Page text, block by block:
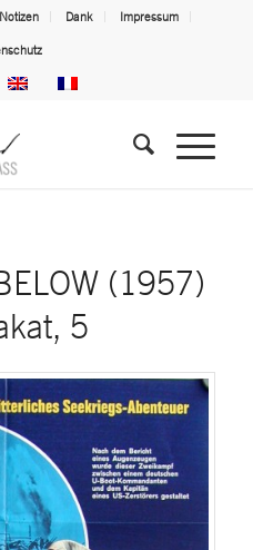
Dank Impressum
(1957)
5